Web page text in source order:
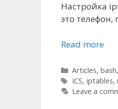
Настройка
это
Read more
Categories
Articles, bash,
Tags
ICS, iptables,
Leave a